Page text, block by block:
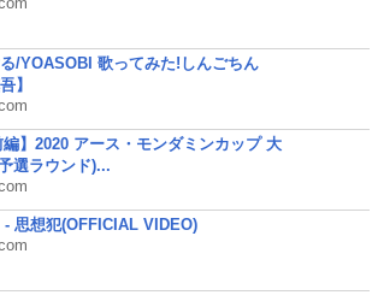
/YOASOBI 歌ってみた!しんごちん
】
編】2020 アース・モンダミンカップ 大
選ラウンド)...
- 思想犯(OFFICIAL VIDEO)